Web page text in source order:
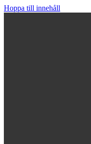
Hoppa till innehåll